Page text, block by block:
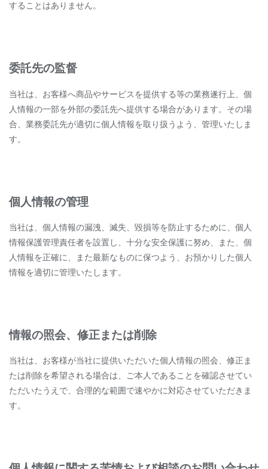
することはありません。
委託先の監督
当社は、お客様へ商品やサービスを提供する等の業務遂行上、個
人情報の一部を外部の委託先へ提供する場合があります。その場
合、業務委託先が適切に個人情報を取り扱うよう、管理いたしま
す。
個人情報の管理
当社は、個人情報の漏洩、滅失、毀損等を防止するために、個人
情報保護管理責任者を設置し、十分な安全保護に努め、また、個
人情報を正確に、また最新なものに保つよう、お預かりした個人
情報を適切に管理いたします。
情報の照会、修正または削除
当社は、お客様が当社に提供いただいた個人情報の照会、修正ま
たは削除を希望される場合は、ご本人であることを確認させてい
ただいたうえで、合理的な範囲で速やかに対応させていただきま
す。